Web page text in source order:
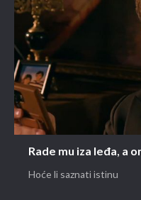
Rade mu iza leđa, a
Hoće li saznati istinu